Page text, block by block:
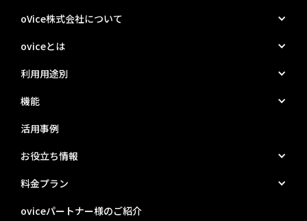
oVice株式会社について
oviceとは
利用用途別
機能
活用事例
お役立ち情報
料金プラン
oviceパートナー様のご紹介